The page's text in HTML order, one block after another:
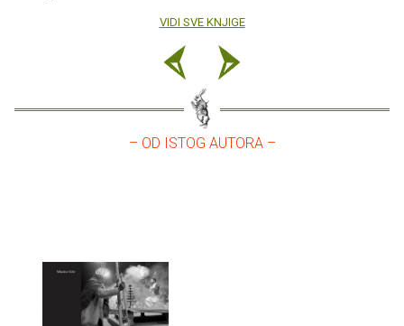
VIDI SVE KNJIGE
– OD ISTOG AUTORA –